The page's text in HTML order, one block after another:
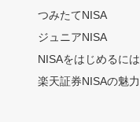
つみたてNISA
ジュニアNISA
NISAをはじめるには
楽天証券NISAの魅力